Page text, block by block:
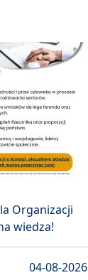
Organizacji
wiedza!
04-08-2026